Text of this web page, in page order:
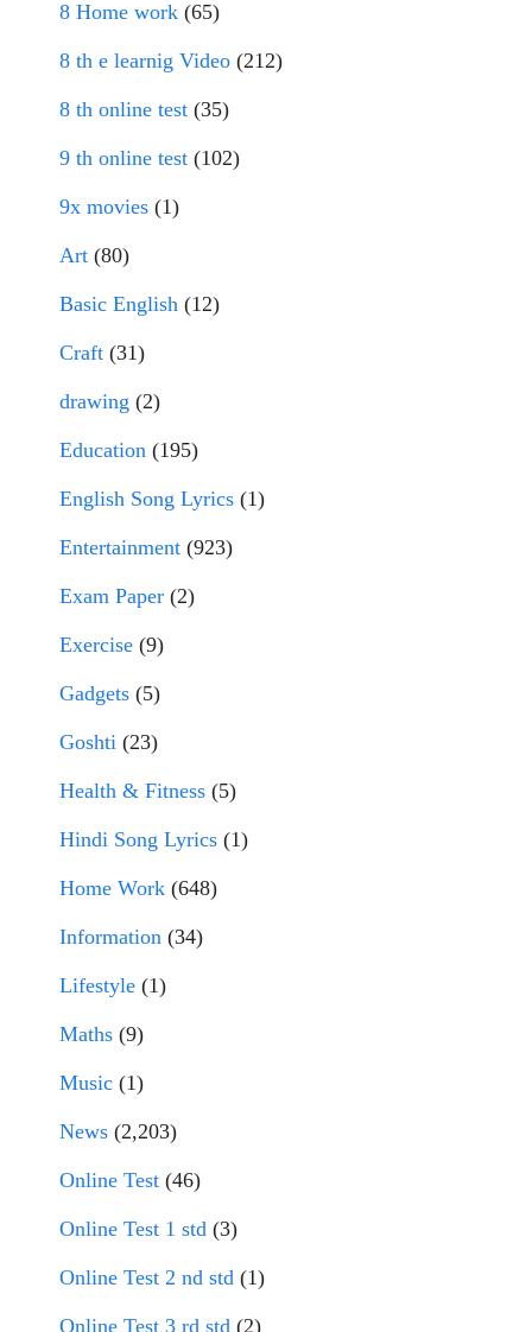
8 Home work (65)
8 th e learnig Video (212)
8 th online test (35)
9 th online test (102)
9x movies (1)
Art (80)
Basic English (12)
Craft (31)
drawing (2)
Education (195)
English Song Lyrics (1)
Entertainment (923)
Exam Paper (2)
Exercise (9)
Gadgets (5)
Goshti (23)
Health & Fitness (5)
Hindi Song Lyrics (1)
Home Work (648)
Information (34)
Lifestyle (1)
Maths (9)
Music (1)
News (2,203)
Online Test (46)
Online Test 1 std (3)
Online Test 2 nd std (1)
Online Test 3 rd std (2)